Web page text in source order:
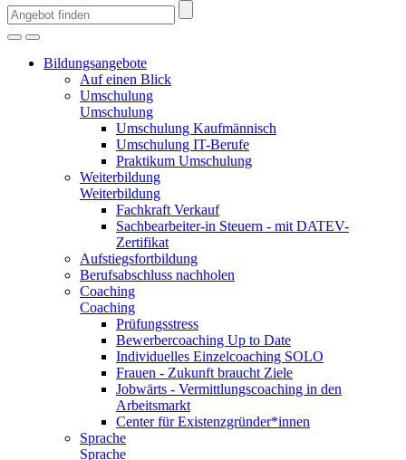
Bildungsangebote
Auf einen Blick
Umschulung
Umschulung
Umschulung Kaufmännisch
Umschulung IT-Berufe
Praktikum Umschulung
Weiterbildung
Weiterbildung
Fachkraft Verkauf
Sachbearbeiter-in Steuern - mit DATEV-
Zertifikat
Aufstiegsfortbildung
Berufsabschluss nachholen
Coaching
Coaching
Prüfungsstress
Bewerbercoaching Up to Date
Individuelles Einzelcoaching SOLO
Frauen - Zukunft braucht Ziele
Jobwärts - Vermittlungscoaching in den
Arbeitsmarkt
Center für Existenzgründer*innen
Sprache
Sprache